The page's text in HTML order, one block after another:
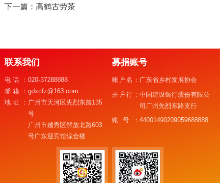
下一篇：高鹤古劳茶
联系我们
电话： 020-37288888
邮箱： gdxcfz@163.com
地址： 广州市天河区先烈东路135
号
广州市越秀区解放北路603
号广东迎宾馆综合楼
募捐账号
账户名： 广东省乡村发展协会
开户行：中国建设银行股份有限公
司广州先烈东路支行
账号：44001490209059688888